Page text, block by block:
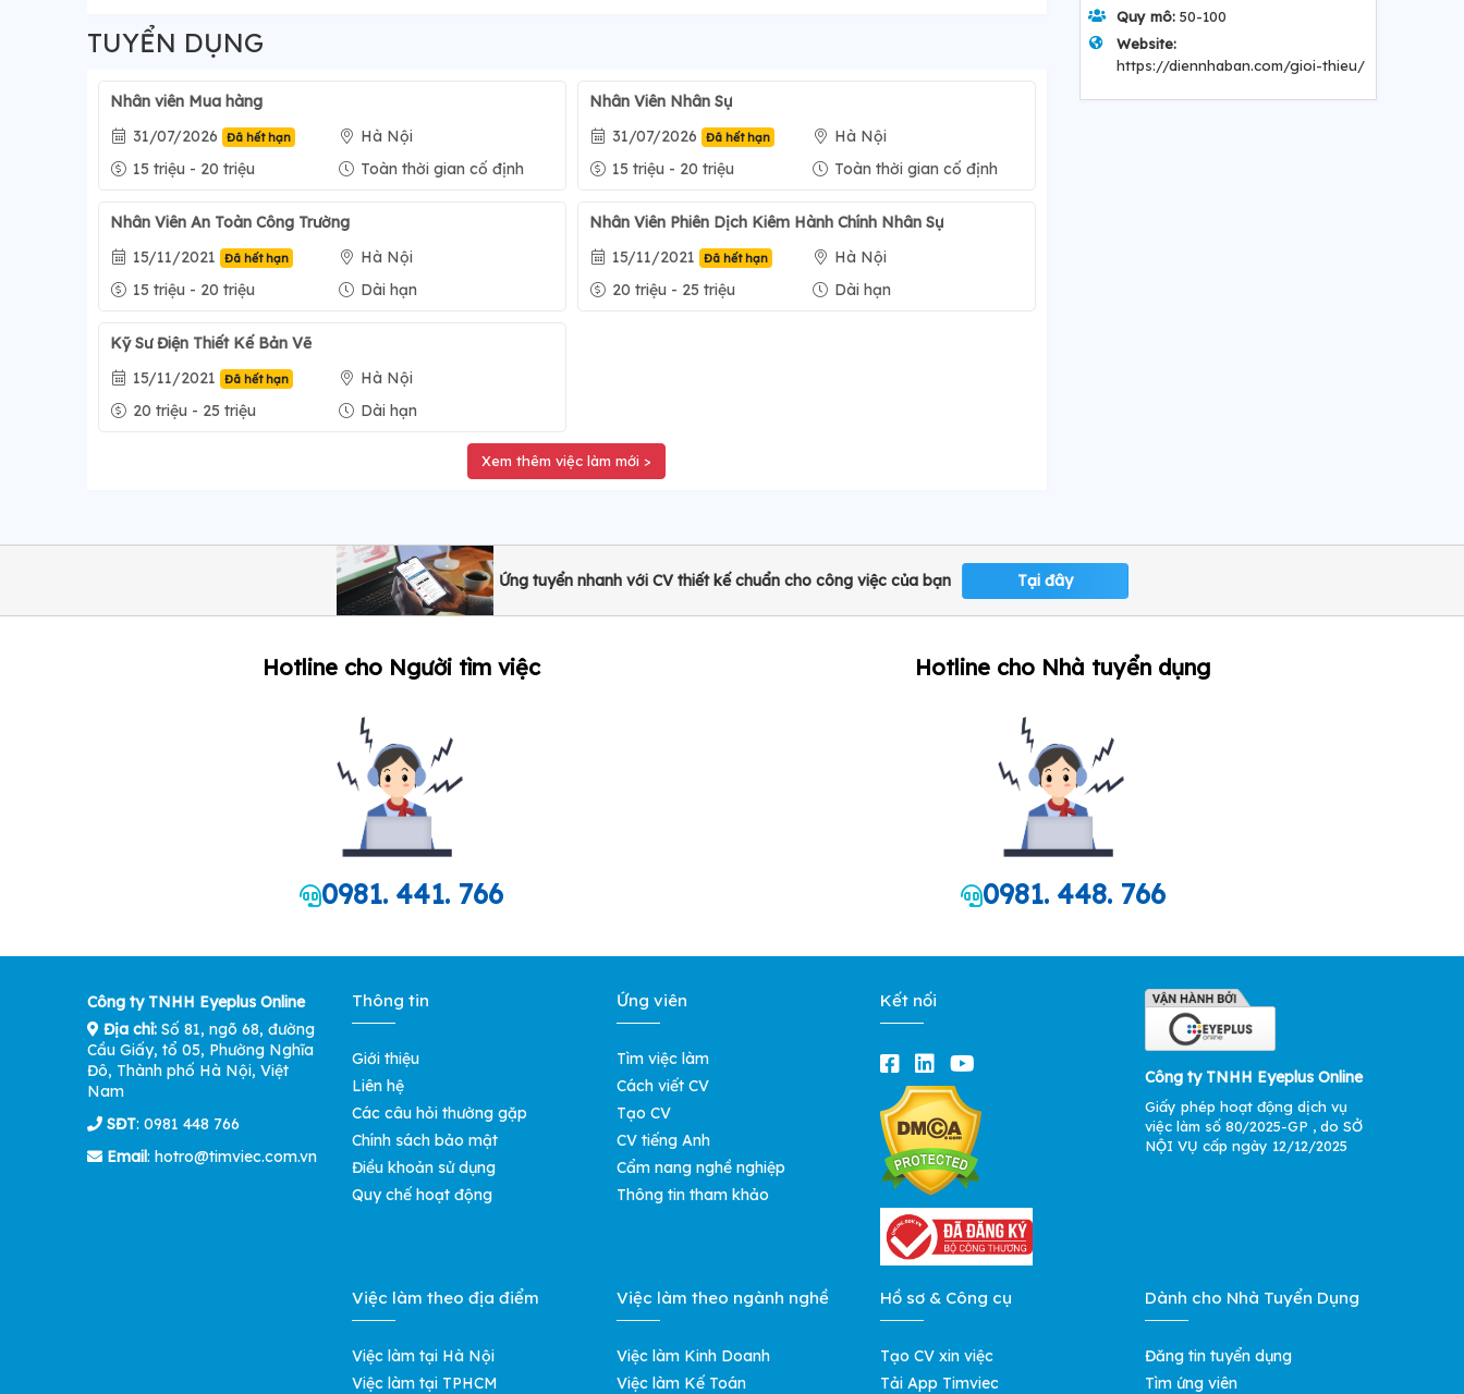
TUYỂN DỤNG
Nhân viên Mua hàng
31/07/2026
Đã hết hạn
Hà Nội
15 triệu - 20 triệu
Toàn thời gian cố định
Nhân Viên Nhân Sự
31/07/2026 Đã hết hạn
Hà Nội
15 triệu - 20 triệu
Toàn thời gian cố định
Nhân Viên An Toàn Công Trường
15/11/2021
Đã hết hạn
Hà Nội
15 triệu - 20 triệu
Dài hạn
Nhân Viên Phiên Dịch Kiêm Hành Chính Nhân Sự
15/11/2021 Đã hết hạn
Hà Nội
20 triệu - 25 triệu
Dài hạn
Kỹ Sư Điện Thiết Kế Bản Vẽ
15/11/2021
Đã hết hạn
Hà Nội
20 triệu - 25 triệu
Dài hạn
Xem thêm việc làm mới >
Quy mô:50-100
Website:
https://diennhaban.com/gioi-thieu/
Ứng tuyển nhanh với CV thiết kế chuẩn cho công việc của bạn Tại đây
Hotline cho Người tìm việc
0981. 441. 766
Hotline cho Nhà tuyển dụng
0981. 448. 766
Công ty TNHH Eyeplus Online
Địa chỉ: Số 81, ngõ 68, đường
Cầu Giấy, tổ 05, Phường Nghĩa
Đô, Thành phố Hà Nội, Việt
Nam
SĐT: 0981 448 766
Email: hotro@timviec.com.vn
Thông tin
Giới thiệu
Liên hệ
Các câu hỏi thường gặp
Chính sách bảo mật
Điều khoản sử dụng
Quy chế hoạt động
Ứng viên
Tìm việc làm
Cách viết CV
Tạo CV
CV tiếng Anh
Cẩm nang nghề nghiệp
Thông tin tham khảo
Kết nối
Công ty TNHH Eyeplus Online
Giấy phép hoạt động dịch vụ
việc làm số 80/2025-GP , do SỞ
NỘI VỤ cấp ngày 12/12/2025
Việc làm theo địa điểm
Việc làm tại Hà Nội
Việc làm tại TPHCM
Việc làm theo ngành nghề
Việc làm Kinh Doanh
Việc làm Kế Toán
Hồ sơ & Công cụ
Tạo CV xin việc
Tải App Timviec
Dành cho Nhà Tuyển Dụng
Đăng tin tuyển dụng
Tìm ứng viên